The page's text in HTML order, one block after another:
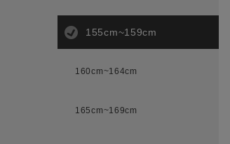
155cm~159cm
160cm~164cm
165cm~169cm